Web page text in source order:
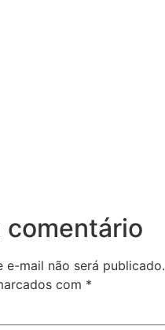
comentário
e-mail não será publicado.
com *